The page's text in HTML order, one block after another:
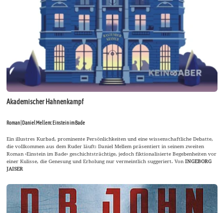
Akademischer Hahnenkampf
Roman | Daniel Mellem: Einstein im Bade
Ein illustres Kurbad, prominente Persönlichkeiten und eine wissenschaftliche Debatte,
die vollkommen aus dem Ruder läuft: Daniel Mellem präsentiert in seinem zweiten
Roman ›Einstein im Bade‹ geschichtsträchtige, jedoch fiktionalisierte Begebenheiten vor
einer Kulisse, die Genesung und Erholung nur vermeintlich suggeriert. VonINGEBORG
JAISER